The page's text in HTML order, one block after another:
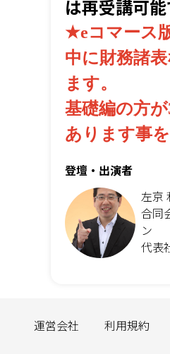
は再受講可
★eコマース
中に財務諸
ます。
基礎編の方
あります事
登壇・出演者
左京
合同
ン
代表
運営会社 利用規約